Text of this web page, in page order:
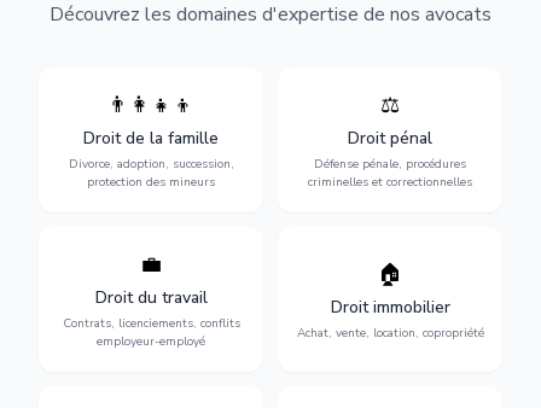
Découvrez les domaines d'expertise de nos avocats
👨‍👩‍👧‍👦
Droit de la famille
Divorce, adoption, succession,
protection des mineurs
Divorce, garde d'enfants,
adoption, succession et
protection des personnes
vulnérables.
⚖️
Droit pénal
Défense pénale, procédures
criminelles et correctionnelles
Expertise en matière pénale,
vue jusqu'au procès, pour
toute affaire correctionnelle
ou criminelle.
💼
Droit du travail
Contrats, licenciements, conflits
employeur-employé
Protection de vos droits au
licenciements, harcèlement,
discrimination et conflits
avec l'employeur.
🏠
Droit immobilier
Achat, vente, location, copropriété
Sécurisation de vos projets
immobiliers : achat, vente,
location, construction et
gestion de copropriété.